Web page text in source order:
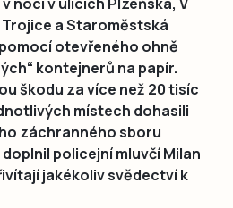
a Staroměstská
otevřeného ohně
kontejnerů na papír.
škodu za více než 20 tisíc
místech dohasili
záchranného sboru
policejní mluvčí Milan
jakékoliv svědectví k